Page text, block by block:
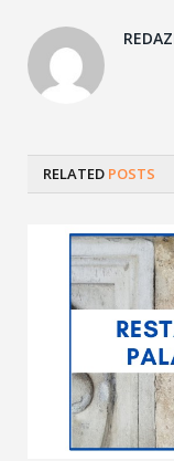
RELATED POSTS